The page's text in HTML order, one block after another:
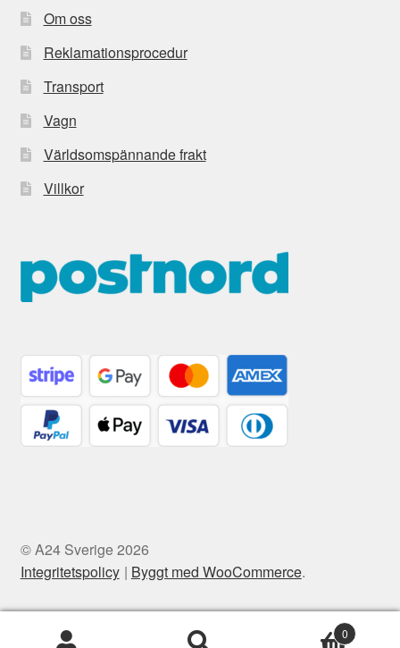
Om oss
Reklamationsprocedur
Transport
Vagn
Världsomspännande frakt
Villkor
© A24 Sverige 2026
Integritetspolicy
Byggt med WooCommerce.
0